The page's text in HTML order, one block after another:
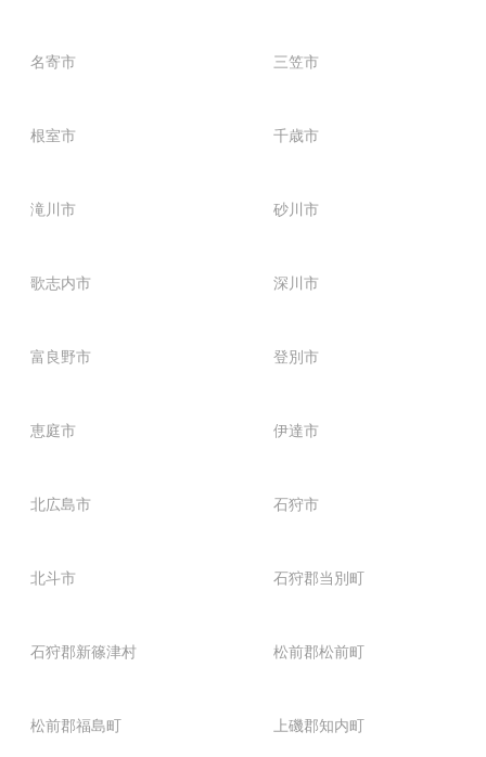
名寄市 三笠市
根室市 千歳市
滝川市 砂川市
歌志内市 深川市
富良野市 登別市
恵庭市 伊達市
北広島市 石狩市
北斗市 石狩郡当別町
石狩郡新篠津村 松前郡松前町
松前郡福島町 上磯郡知内町